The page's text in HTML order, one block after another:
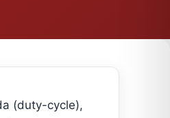
(duty-cycle),